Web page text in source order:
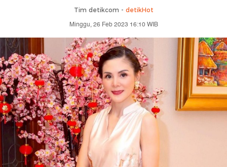
Tim detikcom - detikHot
Minggu, 26 Feb 2023 16:10 WIB